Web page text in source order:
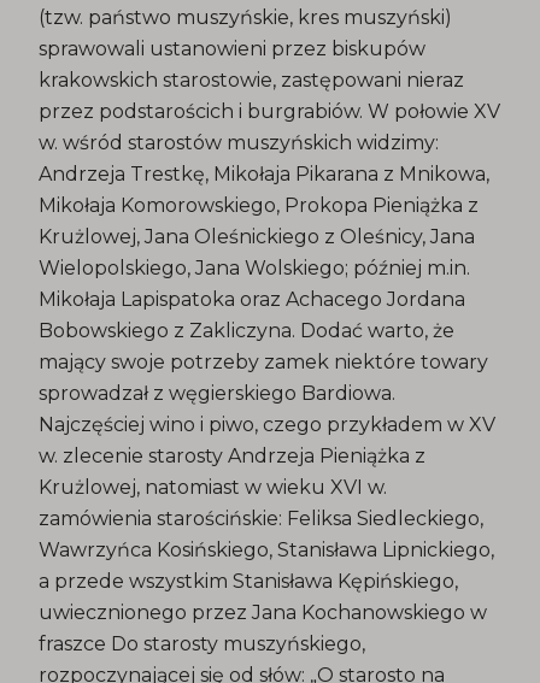
(tzw. państwo muszyńskie, kres muszyński)
sprawowali ustanowieni przez biskupów
krakowskich starostowie, zastępowani nieraz
przez podstarościch i burgrabiów. W połowie XV
w. wśród starostów muszyńskich widzimy:
Andrzeja Trestkę, Mikołaja Pikarana z Mnikowa,
Mikołaja Komorowskiego, Prokopa Pieniążka z
Krużlowej, Jana Oleśnickiego z Oleśnicy, Jana
Wielopolskiego, Jana Wolskiego; później m.in.
Mikołaja Lapispatoka oraz Achacego Jordana
Bobowskiego z Zakliczyna. Dodać warto, że
mający swoje potrzeby zamek niektóre towary
sprowadzał z węgierskiego Bardiowa.
Najczęściej wino i piwo, czego przykładem w XV
w. zlecenie starosty Andrzeja Pieniążka z
Krużlowej, natomiast w wieku XVI w.
zamówienia starościńskie: Feliksa Siedleckiego,
Wawrzyńca Kosińskiego, Stanisława Lipnickiego,
a przede wszystkim Stanisława Kępińskiego,
uwiecznionego przez Jana Kochanowskiego w
fraszce Do starosty muszyńskiego,
rozpoczynającej się od słów: „O starosto na